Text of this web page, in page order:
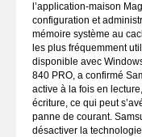
l’application-maison
configuration et
mémoire système au
les plus fréquemment
disponible avec
840 PRO, a confirmé
active à la fois en
écriture, ce qui peut
panne de courant.
désactiver la